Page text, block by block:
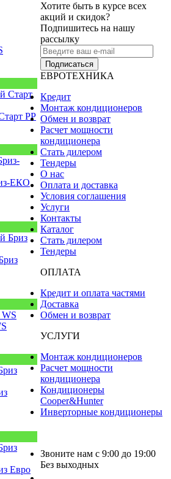
РР
ЕКО
Евро
Хотите быть в курсе всех
акций и скидок?
Подпишитесь на нашу
рассылку
Подписаться
ЕВРОТЕХНИКА
Кредит
Монтаж кондиционеров
Обмен и возврат
Расчет мощности
кондиционера
Стать дилером
Тендеры
О нас
Оплата и доставка
Условия соглашения
Услуги
Контакты
Каталог
Стать дилером
Тендеры
ОПЛАТА
Кредит и оплата частями
Доставка
Обмен и возврат
УСЛУГИ
Монтаж кондиционеров
Расчет мощности
кондиционера
Кондиционеры
Cooper&Hunter
Инверторные кондиционеры
Звоните нам с 9:00 до 19:00
Без выходных